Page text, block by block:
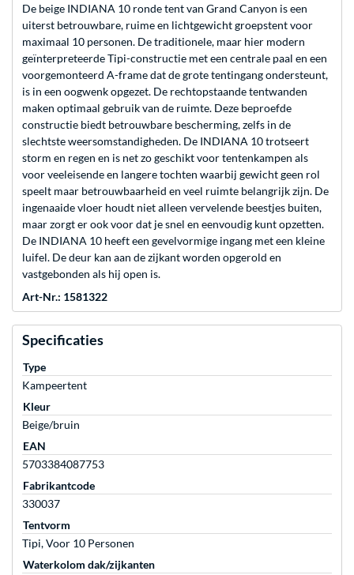
De beige INDIANA 10 ronde tent van Grand Canyon is een
uiterst betrouwbare, ruime en lichtgewicht groepstent voor
maximaal 10 personen. De traditionele, maar hier modern
geïnterpreteerde Tipi-constructie met een centrale paal en een
voorgemonteerd A-frame dat de grote tentingang ondersteunt,
is in een oogwenk opgezet. De rechtopstaande tentwanden
maken optimaal gebruik van de ruimte. Deze beproefde
constructie biedt betrouwbare bescherming, zelfs in de
slechtste weersomstandigheden. De INDIANA 10 trotseert
storm en regen en is net zo geschikt voor tentenkampen als
voor veeleisende en langere tochten waarbij gewicht geen rol
speelt maar betrouwbaarheid en veel ruimte belangrijk zijn. De
ingenaaide vloer houdt niet alleen vervelende beestjes buiten,
maar zorgt er ook voor dat je snel en eenvoudig kunt opzetten.
De INDIANA 10 heeft een gevelvormige ingang met een kleine
luifel. De deur kan aan de zijkant worden opgerold en
vastgebonden als hij open is.
Art-Nr.: 1581322
Specificaties
Type
Kampeertent
Kleur
Beige/bruin
EAN
5703384087753
Fabrikantcode
330037
Tentvorm
Tipi, Voor 10 Personen
Waterkolom dak/zijkanten